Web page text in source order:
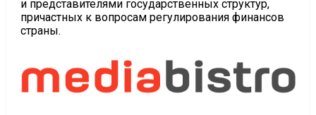
и представителями государственных структур,
причастных к вопросам регулирования финансов
страны.